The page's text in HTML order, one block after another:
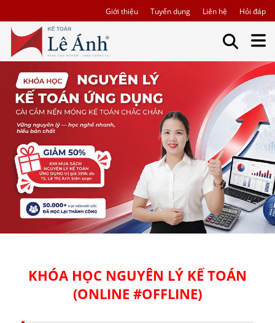
Giới thiệu Tuyển dụng Liên hệ Hỏi đáp
KHÓA HỌC NGUYÊN LÝ KẾ TOÁN
(ONLINE #OFFLINE)